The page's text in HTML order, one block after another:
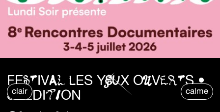
clair calme
FESTIVAL LES YEUX OUVERTS •
8° ÉDITION